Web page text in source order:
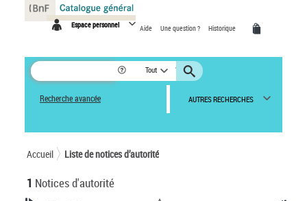
Espace personnel Aide Une question ? Historique
Tout
Recherche avancée AUTRES RECHERCHES
Accueil Liste de notices d’autorité
1 Notices d'autorité
Panneau de gestion des cookies